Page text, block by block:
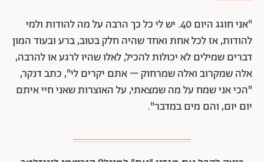
"אני חוגג היום 40. יש לי כל כך הרבה על מה להודות ולמי
להודות, אז לכל אחת ואחד שהיה חלק בטוב, ברע ובעוד המון
דברים שמילים לא יכולות להכיל, לאלו שהיו לרגע או להרבה,
אלה שמקרוב ואלה שמרחוק – אתם יקרים לי", כתב דנקר,
"הכי אני שמח על מה שמצאתי, על האוצרות שאני חיי איתם
יום יום, והם מים במדבר".